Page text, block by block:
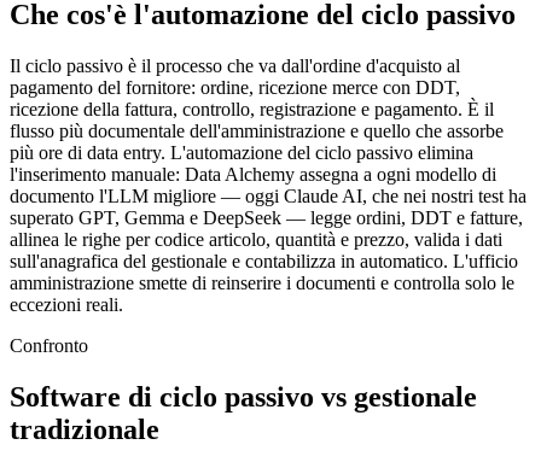
Che cos'è l'automazione del ciclo passivo
Il ciclo passivo è il processo che va dall'ordine d'acquisto al
pagamento del fornitore: ordine, ricezione merce con DDT,
ricezione della fattura, controllo, registrazione e pagamento. È il
flusso più documentale dell'amministrazione e quello che assorbe
più ore di data entry. L'automazione del ciclo passivo elimina
l'inserimento manuale: Data Alchemy assegna a ogni modello di
documento l'LLM migliore — oggi Claude AI, che nei nostri test ha
superato GPT, Gemma e DeepSeek — legge ordini, DDT e fatture,
allinea le righe per codice articolo, quantità e prezzo, valida i dati
sull'anagrafica del gestionale e contabilizza in automatico. L'ufficio
amministrazione smette di reinserire i documenti e controlla solo le
eccezioni reali.
Confronto
Software di ciclo passivo vs gestionale
tradizionale